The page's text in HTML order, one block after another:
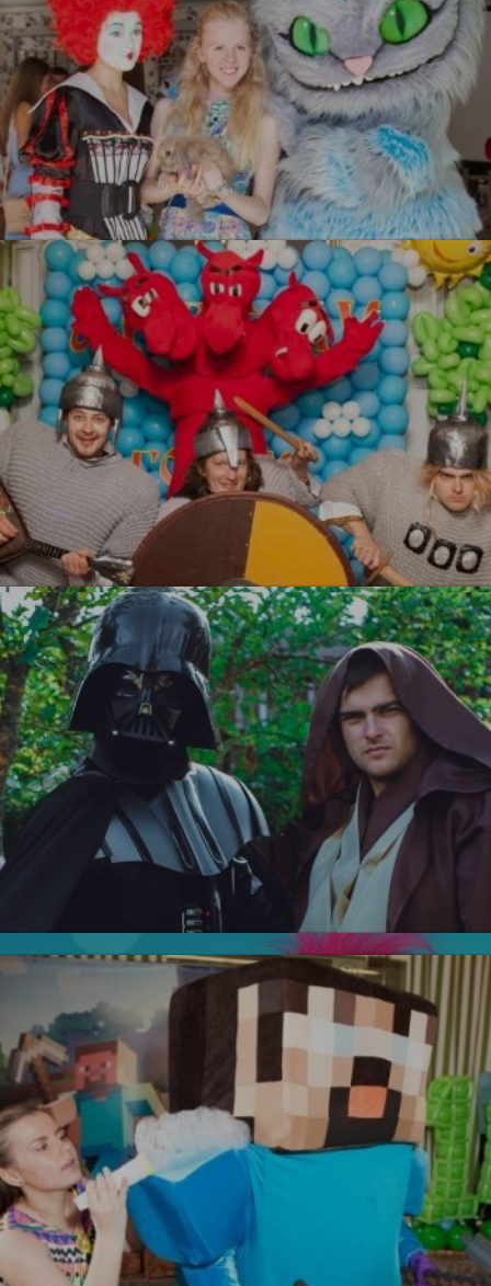
УЗНАТЬ БОЛЬШЕ
Алиса в стране чудес
УЗНАТЬ БОЛЬШЕ
Три Богатыря
УЗНАТЬ БОЛЬШЕ
Звездные войны
Новинка!
Тролли
Майнкрафт